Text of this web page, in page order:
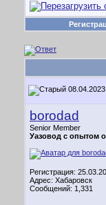
borodad
Senior Member
Уазовод с опытом
Регистрация:
Адрес: Хабаровск
Сообщений: 1,331